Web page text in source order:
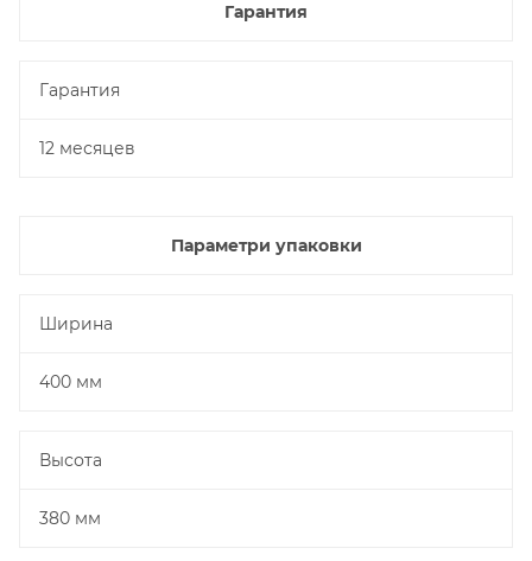
Гарантия
Гарантия
12 месяцев
Параметри упаковки
Ширина
400 мм
Высота
380 мм